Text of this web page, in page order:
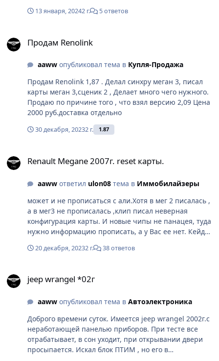
13 января, 20242 г. 5 ответов
Продам Renolink
aawwопубликовал тема в Купля-Продажа
Продам Renolink 1,87 . Делал синхру меган 3, писал
карты меган 3,сценик 2 , Делает много чего нужного.
Продаю по причине того , что взял версию 2,09 Цена
2000 руб.доставка отдельно
30 декабря, 20232 г. 1.87
Renault Megane 2007г. reset карты.
aawwответил ulon08тема в Иммобилайзеры
может и не прописаться с али.Хотя в мег 2 писалась ,
а в мег3 не прописалась ,клип писал неверная
конфигурация карты. И новые чипы не панацея, туда
нужно информацию прописать, а у Вас ее нет. Кейди
читаться как типа анлок, но в машину может и не
20 декабря, 20232 г. 38 ответов
jeep wrangel *02г
aawwопубликовал тема в Автоэлектроника
Доброго времени суток. Имеется jeep wrangel 2002г.с
неработающей панелью приборов. При тесте все
отрабатывает, в сон уходит, при открывании двери
просыпается. Искал блок ПТИМ , но его в